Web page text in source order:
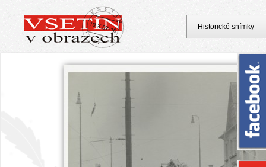
Historické snímky